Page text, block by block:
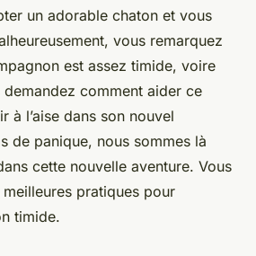
un adorable chaton et vous
vous remarquez
est assez timide, voire
comment aider ce
à l’aise dans son nouvel
de panique, nous sommes là
cette nouvelle aventure. Vous
pratiques pour
timide.